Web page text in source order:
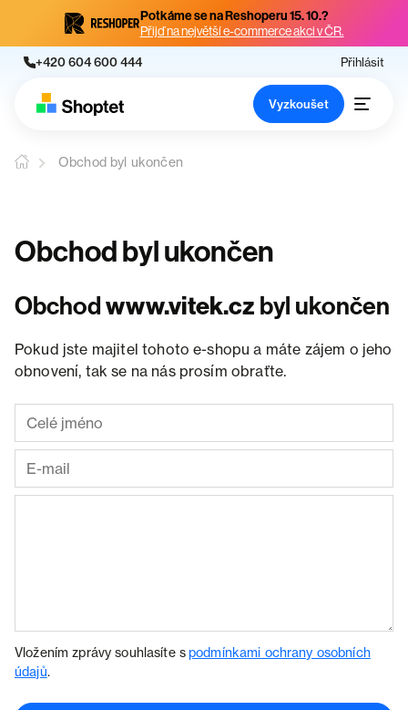
Potkáme se na Reshoperu 15. 10.?
Přijď na největší e-commerce akci v ČR.
+420 604 600 444 Přihlásit
Vyzkoušet
Obchod byl ukončen
Obchod byl ukončen
Obchodwww.vitek.cz byl ukončen
Pokud jste majitel tohoto e-shopu a máte zájem o jeho
obnovení, tak se na nás prosím obraťte.
Vložením zprávy souhlasíte spodmínkami ochrany osobních
údajů.